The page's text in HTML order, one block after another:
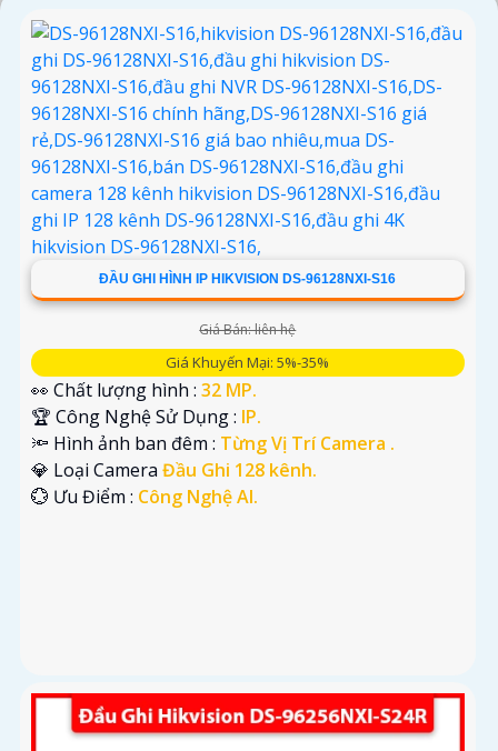
ĐẦU GHI HÌNH IP HIKVISION DS-96128NXI-S16
Giá Bán: liên hệ
Giá Khuyến Mại: 5%-35%
👀 Chất lượng hình : 32 MP.
🏆 Công Nghệ Sử Dụng : IP.
🔦 Hình ảnh ban đêm : Từng Vị Trí Camera .
💎 Loại Camera Đầu Ghi 128 kênh.
️💮 Ưu Điểm : Công Nghệ AI.